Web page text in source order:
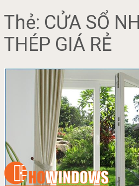
Thẻ: CỬA SỔ
THÉP GIÁ RẺ